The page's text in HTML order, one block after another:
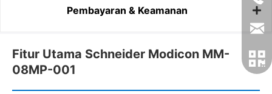
Pembayaran & Keamanan
Fitur Utama Schneider Modicon MM-
08MP-001